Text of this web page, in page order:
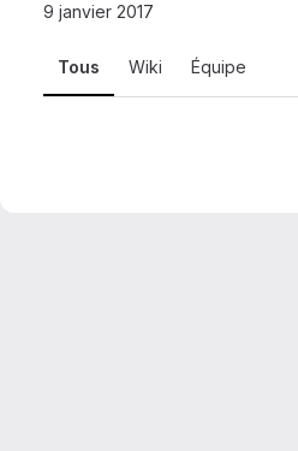
9 janvier 2017
Tous Wiki Équipe